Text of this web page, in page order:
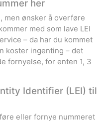
her
men ønsker å overføre
med som lave LEI
– da har du kommet
koster ingenting – det
fornyelse, for enten 1, 3
Identifier (LEI) til
eller fornye nummeret